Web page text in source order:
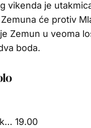
vikenda je
će protiv
Zemun u veoma
boda.
19.00